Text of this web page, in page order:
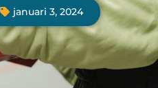
januari 3, 2024